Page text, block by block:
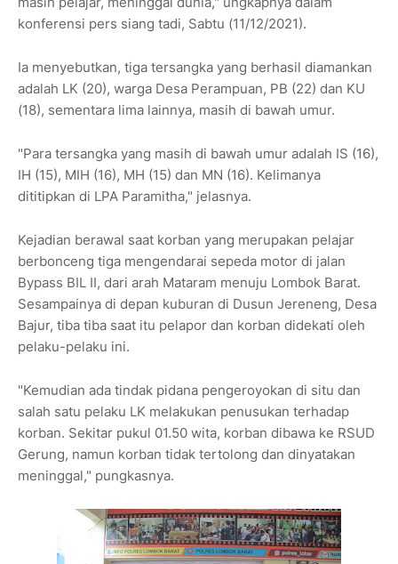
konferensi pers siang tadi, Sabtu (11/12/2021).
Ia menyebutkan, tiga tersangka yang berhasil diamankan
adalah LK (20), warga Desa Perampuan, PB (22) dan KU
(18), sementara lima lainnya, masih di bawah umur.
"Para tersangka yang masih di bawah umur adalah IS (16),
IH (15), MIH (16), MH (15) dan MN (16). Kelimanya
dititipkan di LPA Paramitha," jelasnya.
Kejadian berawal saat korban yang merupakan pelajar
berbonceng tiga mengendarai sepeda motor di jalan
Bypass BIL II, dari arah Mataram menuju Lombok Barat.
Sesampainya di depan kuburan di Dusun Jereneng, Desa
Bajur, tiba tiba saat itu pelapor dan korban didekati oleh
pelaku-pelaku ini.
"Kemudian ada tindak pidana pengeroyokan di situ dan
salah satu pelaku LK melakukan penusukan terhadap
korban. Sekitar pukul 01.50 wita, korban dibawa ke RSUD
Gerung, namun korban tidak tertolong dan dinyatakan
meninggal," pungkasnya.